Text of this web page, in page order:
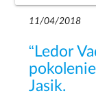
11/04/2018
“Ledor
Jasik.